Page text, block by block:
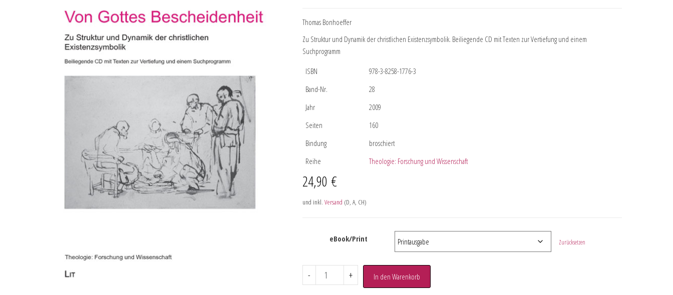
Thomas Bonhoeffer
Zu Struktur und Dynamik der christlichen Existenzsymbolik. Beiliegende CD mit Texten zur Vertiefung und einem
Suchprogramm
ISBN
978-3-8258-1776-3
Band-Nr.
28
Jahr
2009
Seiten
160
Bindung
broschiert
Reihe
Theologie: Forschung und Wissenschaft
24,90 €
und inkl. Versand (D, A, CH)
eBook/Print Zurücksetzen
- + In den Warenkorb